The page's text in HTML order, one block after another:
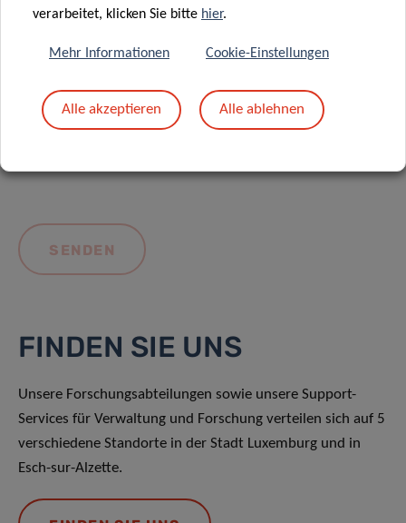
Mit dem Absenden Ihrer Nachricht erklären Sie
sich einverstanden mit
die LIH-
FINDEN SIE UNS
Unsere Forschungsabteilungen sowie unsere Support-
Services für Verwaltung und Forschung verteilen sich auf 5
verschiedene Standorte in der Stadt Luxemburg und in
Esch-sur-Alzette.
verarbeitet, klicken Sie bitte hier.
Mehr Informationen Cookie-Einstellungen
Alle akzeptieren Alle ablehnen